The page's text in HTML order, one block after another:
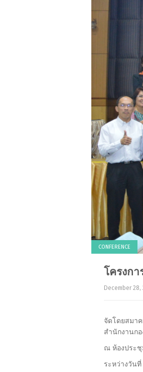
CONFERENCE
โครงก
December 28,
จัดโดยสมา
สำนักงานก
ณ ห้องประ
ระหว่างวันที่